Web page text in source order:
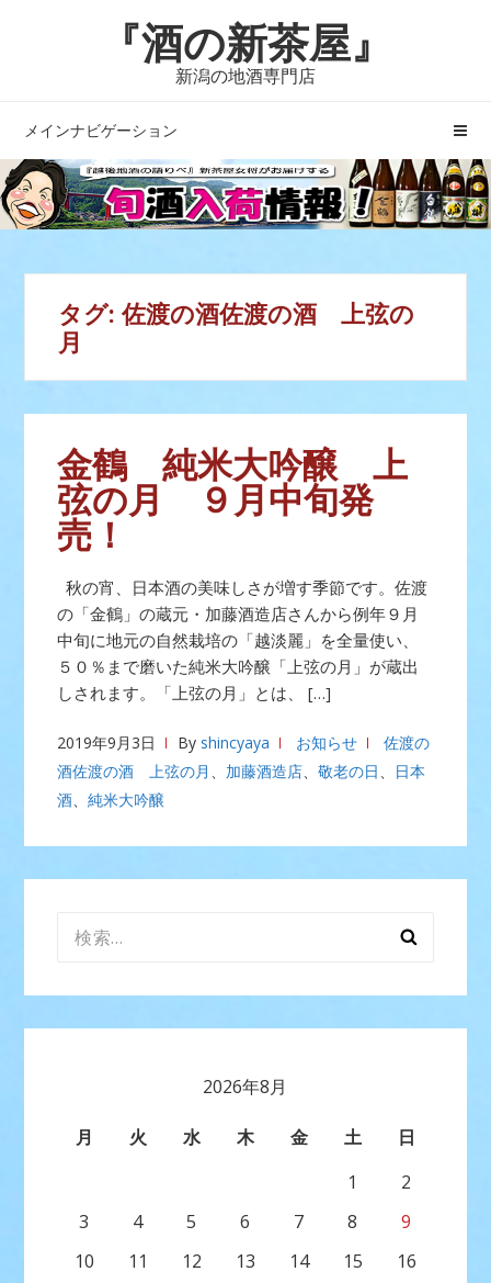
シ
ョ
ン
へ
キ
ツ
へ
ス
キ
プ
『酒の新茶屋』
新潟の地酒専門店
メインナビゲーション
タグ:佐渡の酒佐渡の酒 上弦の
月
金鶴 純米大吟醸 上
弦の月 ９月中旬発
売！
秋の宵、日本酒の美味しさが増す季節です。佐渡
の「金鶴」の蔵元・加藤酒造店さんから例年９月
中旬に地元の自然栽培の「越淡麗」を全量使い、
５０％まで磨いた純米大吟醸「上弦の月」が蔵出
しされます。「上弦の月」とは、 […]
2019年9月3日 By shincyaya お知らせ
佐渡の
酒佐渡の酒 上弦の月 、 加藤酒造店、敬老の日、 日本
酒、純米大吟醸
索:
2026年8月
月 火 水 木 金 土
日
1
2
3
4 5 6 7 8
9
10
11 12 13 14 15
16